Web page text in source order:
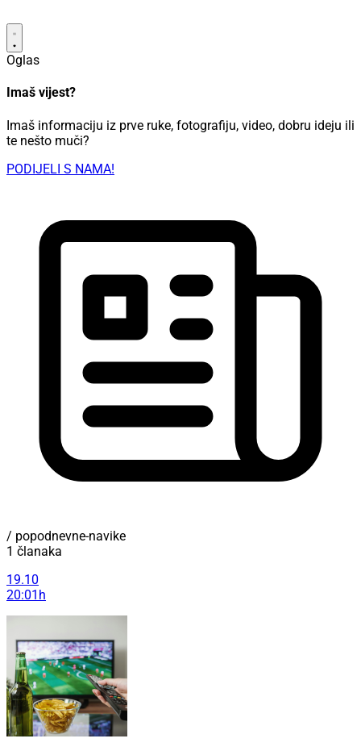
Oglas
Imaš vijest?
Imaš informaciju iz prve ruke, fotografiju, video, dobru ideju ili
te nešto muči?
PODIJELI S NAMA!
/ popodnevne-navike
1 članaka
19.10
20:01h